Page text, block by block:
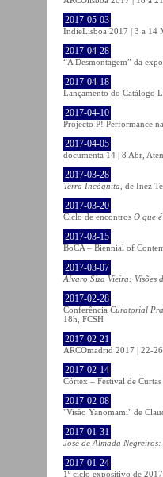
2017-05-03
IndieLisboa 2017 | 3 a 14
2017-04-28
“A Desmontagem” da
2017-04-18
Lançamento do Catálogo
2017-04-10
Projecto P! Performance
2017-04-05
documenta 14 | 8 Abr,
2017-03-28
Terra Incógnita , de Inez
2017-03-20
Ciclo de encontros O que
2017-03-15
BoCA – Biennial of
2017-03-07
Álvaro Siza Vieira: Visões
2017-02-28
Conferência Curatorial
18h, FCSH
2017-02-21
ARCOmadrid 2017 | 22-
2017-02-14
Córtex – Festival de
2017-02-08
"Visão Yanomami" de
2017-01-31
José de Almada
2017-01-24
1º ciclo expositivo de